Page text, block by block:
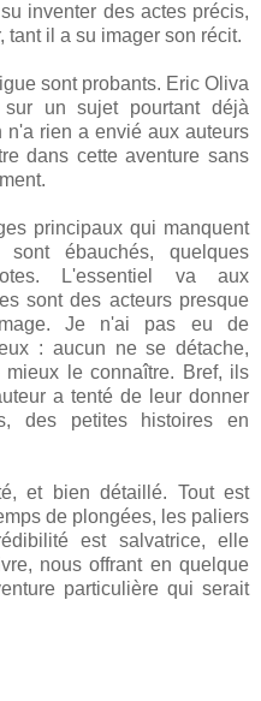
inventer des actes précis,
tant il a su imager son récit.
sont probants. Eric Oliva
un sujet pourtant déjà
n'a rien a envié aux auteurs
dans cette aventure sans
principaux qui manquent
ébauchés, quelques
L'essentiel va aux
sont des acteurs presque
Je n'ai pas eu de
: aucun ne se détache,
le connaître. Bref, ils
a tenté de leur donner
des petites histoires en
et bien détaillé. Tout est
de plongées, les paliers
est salvatrice, elle
nous offrant en quelque
particulière qui serait